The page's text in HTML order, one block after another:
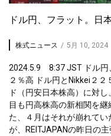
ドル円、フラット。日
株式ニュース / 5月 10, 2024
2024.5.9 8:37 JST ドル
２％高 ドル円とNikkei２
ド（円安日本株高）に対
目も円高株高の新相関を
た、４月はそれが崩れて
が、REITJAPANの昨日の